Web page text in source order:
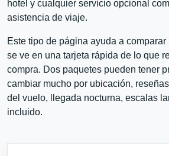
hotel y cualquier servicio opcional
asistencia de viaje.
Este tipo de página ayuda a
se ve en una tarjeta rápida de lo que
compra. Dos paquetes pueden tener
cambiar mucho por ubicación,
del vuelo, llegada nocturna, escalas
incluido.